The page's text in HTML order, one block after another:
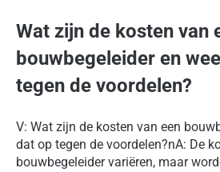
Wat zijn de kosten van
bouwbegeleider en
tegen de voordelen?
V: Wat zijn de kosten van een
dat op tegen de voordelen?nA: De
bouwbegeleider variëren, maar